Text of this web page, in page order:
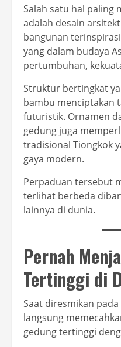
Salah satu hal paling
adalah desain
bangunan
yang dalam budaya
pertumbuhan,
Struktur bertingkat
bambu menciptakan
futuristik. Ornamen
gedung juga
tradisional Tiongkok
gaya modern.
Perpaduan tersebut
terlihat berbeda
lainnya di dunia.
Pernah
Tertinggi di
Saat diresmikan pada
langsung
gedung tertinggi